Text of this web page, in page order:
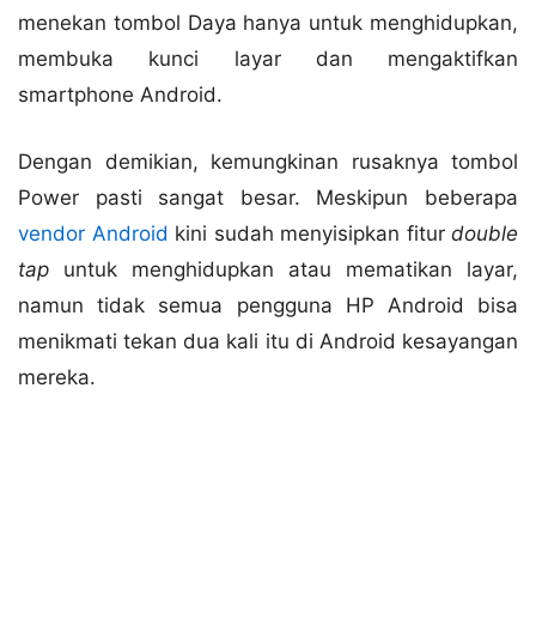
menekan tombol Daya hanya untuk menghidupkan,
membuka kunci layar dan mengaktifkan
smartphone Android.
Dengan demikian, kemungkinan rusaknya tombol
Power pasti sangat besar. Meskipun beberapa
vendor Android kini sudah menyisipkan fitur double
tap untuk menghidupkan atau mematikan layar,
namun tidak semua pengguna HP Android bisa
menikmati tekan dua kali itu di Android kesayangan
mereka.